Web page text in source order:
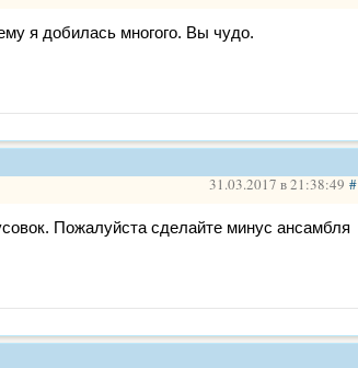
я добилась многого. Вы чудо.
31.03.2017 в 21:38:49 #
Пожалуйста сделайте минус ансамбля